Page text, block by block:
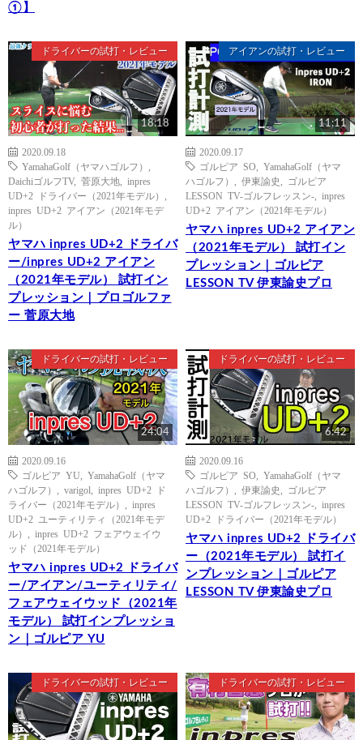
①】
ドライバーの試打・レビュー
18:18
2020.09.18
YamahaGolf（ヤマハゴルフ）
DaichiゴルフTV, 菅原大地
inpres
UD+2 ドライバー（2021年モデル）
inpres UD+2 アイアン（2021年モデ
ル）
ヤマハ inpres UD+2 ドライバ
ー/inpres UD+2 アイアン
（2021年モデル） 試打イン
プレッション｜プロゴルファ
ー 菅原大地
アイアンの試打・レビュー
11:11
2020.09.17
ゴルピア SO
YamahaGolf（ヤマ
ハゴルフ）
伊東諭史
ゴルピア
LESSON TV-ゴルフレッスン-
inpres
UD+2 アイアン（2021年モデル）
ヤマハ inpres UD+2 アイアン
（2021年モデル） 試打イン
プレッション｜ゴルピア
LESSON TV 伊東諭史プロ
ドライバーの試打・レビュー
24:04
2020.09.16
ゴルピア YU
YamahaGolf（ヤマ
ハゴルフ）
varigol
inpres UD+2 ド
ライバー（2021年モデル）
inpres
UD+2 ユーティリティ（2021年モデ
ル）
inpres UD+2 フェアウェイウ
ッド（2021年モデル）
ヤマハ inpres UD+2 ドライバ
ー/アイアン/ユーティリティ/
フェアウェイウッド（2021年
モデル） 試打インプレッショ
ン｜ゴルピア YU
ドライバーの試打・レビュー
6:42
2020.09.16
ゴルピア SO
YamahaGolf（ヤマ
ハゴルフ）
伊東諭史
ゴルピア
LESSON TV-ゴルフレッスン-
inpres
UD+2 ドライバー（2021年モデル）
ヤマハ inpres UD+2 ドライバ
ー（2021年モデル） 試打イ
ンプレッション｜ゴルピア
LESSON TV 伊東諭史プロ
ドライバーの試打・レビュー ドライバーの試打・レビュー